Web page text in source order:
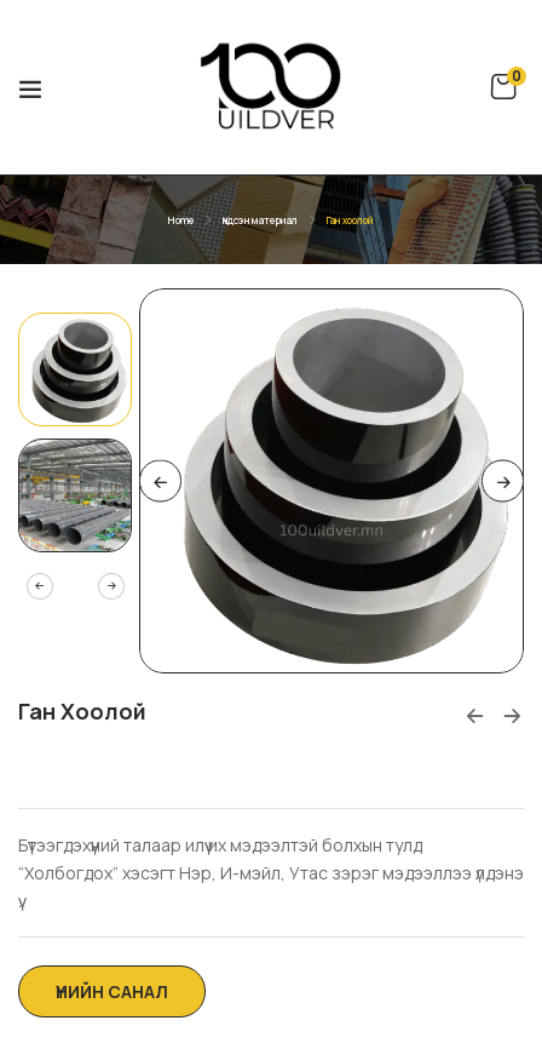
0
Home Үндсэн материал Ган хоолой
Ган Хоолой
Бүтээгдэхүүний талаар илүү их мэдээлтэй болхын тулд
“Холбогдох” хэсэгт Нэр, И-мэйл, Утас зэрэг мэдээллээ үлдэнэ
үү.